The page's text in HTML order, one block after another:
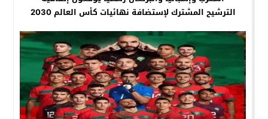
الترشيح المشترك لإستضافة نهائيات كأس العالم 2030